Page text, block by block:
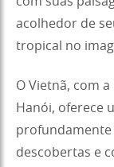
acolhedor de
tropical no
O Vietnã, com
Hanói, oferece
profundamente
descobertas e